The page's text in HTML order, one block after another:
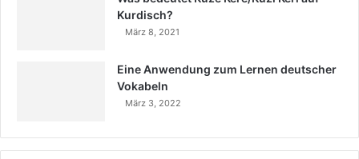
Kurdisch?
März 8, 2021
Eine Anwendung zum Lernen deutscher
Vokabeln
März 3, 2022